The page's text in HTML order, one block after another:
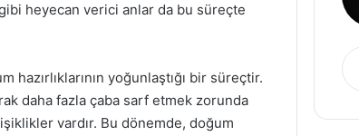
heyecan verici anlar da bu süreçte
hazırlıklarının yoğunlaştığı bir süreçtir.
daha fazla çaba sarf etmek zorunda
vardır. Bu dönemde, doğum